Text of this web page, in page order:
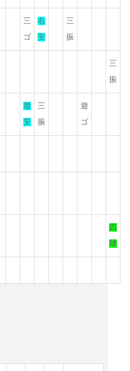
三
ゴ
右
安
三
振
三
振
遊
安
三
振
遊
ゴ
四
球